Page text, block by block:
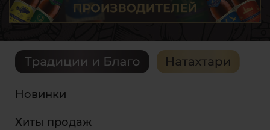
Новинки
Хиты продаж